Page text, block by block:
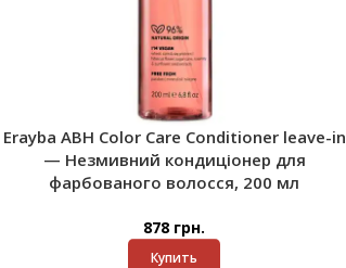
Erayba ABH Color Care Conditioner leave-in
— Незмивний кондиціонер для
фарбованого волосся, 200 мл
878 грн.
Купить